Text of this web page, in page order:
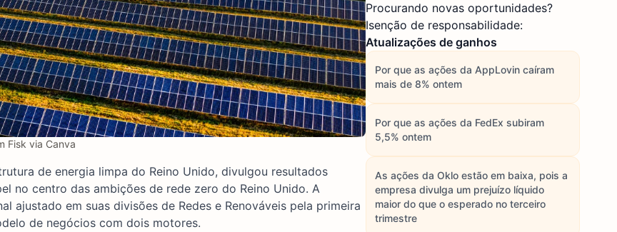
Fisk via Canva
de energia limpa do Reino Unido, divulgou resultados
no centro das ambições de rede zero do Reino Unido. A
ajustado em suas divisões de Redes e Renováveis pela primeira
de negócios com dois motores.
Procurando novas oportunidades?
Isenção de responsabilidade:
Atualizações de ganhos
Por que as ações da AppLovin caíram
mais de 8% ontem
Por que as ações da FedEx subiram
5,5% ontem
As ações da Oklo estão em baixa, pois a
empresa divulga um prejuízo líquido
maior do que o esperado no terceiro
trimestre